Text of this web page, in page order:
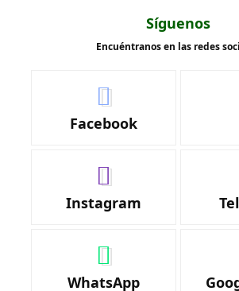
Síguenos
Encuéntranos en las redes
Facebook
Instagram
WhatsApp